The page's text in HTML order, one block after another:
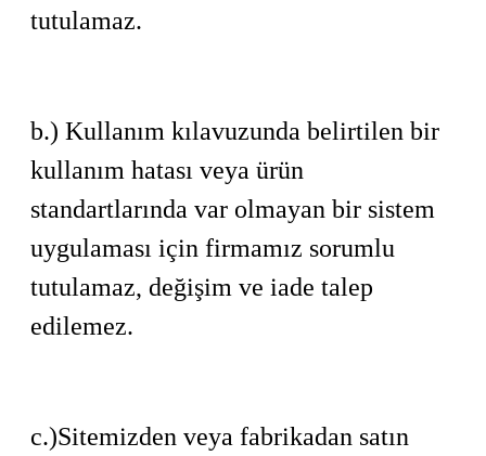
tutulamaz.
b.) Kullanım kılavuzunda belirtilen bir
kullanım hatası veya ürün
standartlarında var olmayan bir sistem
uygulaması için firmamız sorumlu
tutulamaz, değişim ve iade talep
edilemez.
c.)Sitemizden veya fabrikadan satın